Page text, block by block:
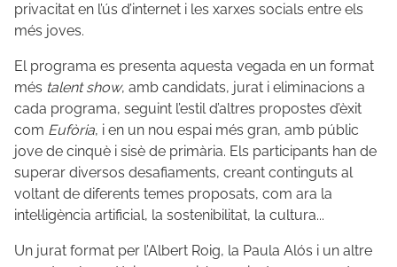
privacitat en l’ús d’internet i les xarxes socials entre els
més joves.
El programa es presenta aquesta vegada en un format
més talent show, amb candidats, jurat i eliminacions a
cada programa, seguint l’estil d’altres propostes d’èxit
com Eufòria, i en un nou espai més gran, amb públic
jove de cinquè i sisè de primària. Els participants han de
superar diversos desafiaments, creant continguts al
voltant de diferents temes proposats, com ara la
intel·ligència artificial, la sostenibilitat, la cultura...
Un jurat format per l’Albert Roig, la Paula Alós i un altre